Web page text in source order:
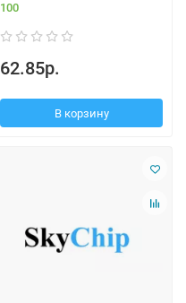
100
62.85р.
В корзину